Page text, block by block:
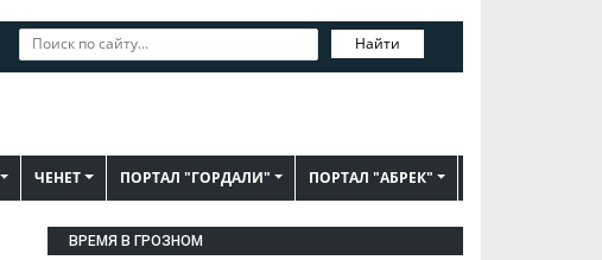
Найти
ЧЕНЕТ ПОРТАЛ "ГОРДАЛИ" ПОРТАЛ "АБРЕК"
ВРЕМЯ В ГРОЗНОМ